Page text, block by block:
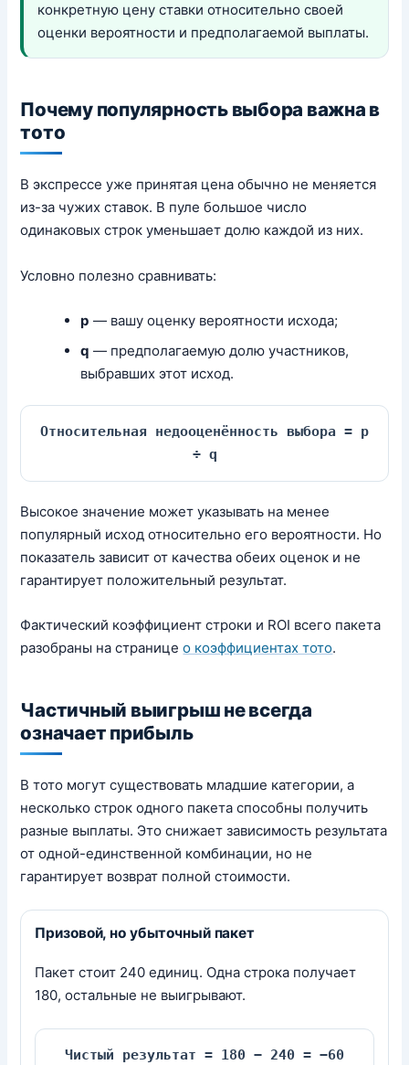
конкретную цену ставки относительно своей
оценки вероятности и предполагаемой выплаты.
Почему популярность выбора важна в
тото
В экспрессе уже принятая цена обычно не меняется
из-за чужих ставок. В пуле большое число
одинаковых строк уменьшает долю каждой из них.
Условно полезно сравнивать:
p — вашу оценку вероятности исхода;
q — предполагаемую долю участников,
выбравших этот исход.
Относительная недооценённость выбора = p
÷ q
Высокое значение может указывать на менее
популярный исход относительно его вероятности. Но
показатель зависит от качества обеих оценок и не
гарантирует положительный результат.
Фактический коэффициент строки и ROI всего пакета
разобраны на страницео коэффициентах тото.
Частичный выигрыш не всегда
означает прибыль
В тото могут существовать младшие категории, а
несколько строк одного пакета способны получить
разные выплаты. Это снижает зависимость результата
от одной-единственной комбинации, но не
гарантирует возврат полной стоимости.
Призовой, но убыточный пакет
Пакет стоит 240 единиц. Одна строка получает
180, остальные не выигрывают.
Чистый результат = 180 − 240 = −60